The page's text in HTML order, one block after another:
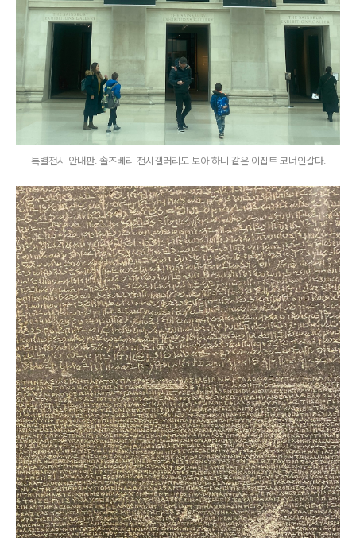
특별전시 안내판. 솔즈베리 전시갤러리도 보아 하니 같은 이집트 코너인갑다.